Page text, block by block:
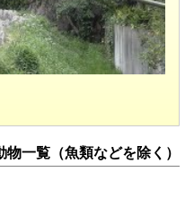
一覧（魚類などを除く）